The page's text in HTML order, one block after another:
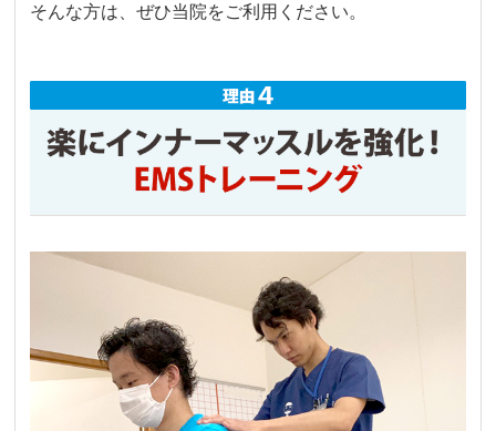
そんな方は、ぜひ当院をご利用ください。